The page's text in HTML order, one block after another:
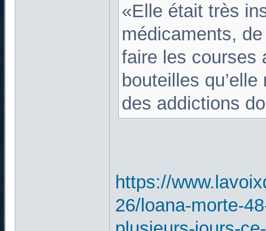
«Elle était très
médicaments,
faire les courses
bouteilles
des addictions
https://
26/loana-morte-